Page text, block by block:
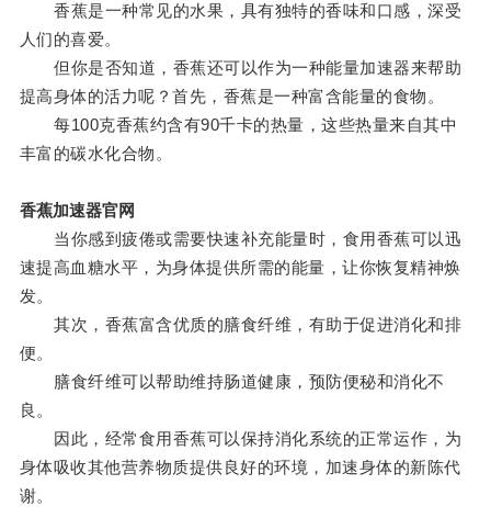
香蕉是一种常见的水果，具有独特的香味和口感，深受
人们的喜爱。
但你是否知道，香蕉还可以作为一种能量加速器来帮助
提高身体的活力呢？首先，香蕉是一种富含能量的食物。
每100克香蕉约含有90千卡的热量，这些热量来自其中
丰富的碳水化合物。
香蕉加速器官网
当你感到疲倦或需要快速补充能量时，食用香蕉可以迅
速提高血糖水平，为身体提供所需的能量，让你恢复精神焕
发。
其次，香蕉富含优质的膳食纤维，有助于促进消化和排
便。
膳食纤维可以帮助维持肠道健康，预防便秘和消化不
良。
因此，经常食用香蕉可以保持消化系统的正常运作，为
身体吸收其他营养物质提供良好的环境，加速身体的新陈代
谢。